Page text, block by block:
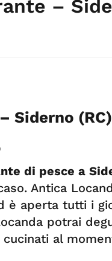
–
Siderno (RC)
di pesce a
Antica
è aperta tutti i
potrai
al